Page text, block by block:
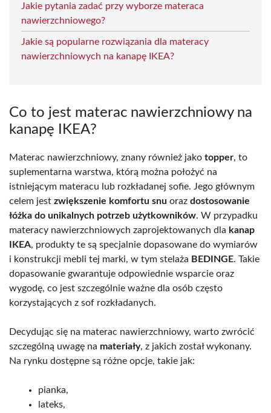
Jakie pytania zadać przy wyborze materaca
nawierzchniowego?
Jakie są popularne rozwiązania dla materacy
nawierzchniowych na kanapę IKEA?
Co to jest materac nawierzchniowy na
kanapę IKEA?
Materac nawierzchniowy, znany również jako topper, to
suplementarna warstwa, którą można położyć na
istniejącym materacu lub rozkładanej sofie. Jego głównym
celem jest zwiększenie komfortu snu oraz dostosowanie
łóżka do unikalnych potrzeb użytkowników. W przypadku
materacy nawierzchniowych zaprojektowanych dla kanap
IKEA, produkty te są specjalnie dopasowane do wymiarów
i konstrukcji mebli tej marki, w tym stelaża BEDINGE. Takie
dopasowanie gwarantuje odpowiednie wsparcie oraz
wygodę, co jest szczególnie ważne dla osób często
korzystających z sof rozkładanych.
Decydując się na materac nawierzchniowy, warto zwrócić
szczególną uwagę na materiały, z jakich został wykonany.
Na rynku dostępne są różne opcje, takie jak:
pianka,
lateks,